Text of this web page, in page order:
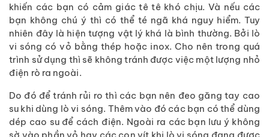
khiến các bạn có cảm giác tê tê khó chịu. Và nếu các
bạn không chú ý thì có thể té ngã khá nguy hiểm. Tuy
nhiên đây là hiện tượng vật lý khá là bình thường. Bởi lò
vi sóng có vỏ bằng thép hoặc inox. Cho nên trong quá
trình sử dụng thì sẽ không tránh được việc một lượng nhỏ
điện rò ra ngoài.
Do đó để tránh rủi ro thì các bạn nên đeo găng tay cao
su khi dùng lò vi sóng. Thêm vào đó các bạn có thể dùng
dép cao su để cách điện. Ngoài ra các bạn lưu ý không